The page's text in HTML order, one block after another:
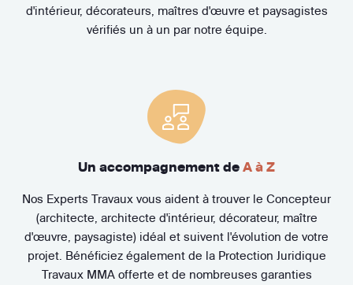
d'intérieur, décorateurs, maîtres d'œuvre et paysagistes
vérifiés un à un par notre équipe.
Un accompagnement de A à Z
Nos Experts Travaux vous aident à trouver le Concepteur
(architecte, architecte d'intérieur, décorateur, maître
d'œuvre, paysagiste) idéal et suivent l'évolution de votre
projet. Bénéficiez également de la Protection Juridique
Travaux MMA offerte et de nombreuses garanties